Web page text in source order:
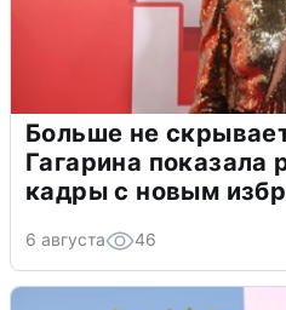
Больше не
Гагарина показала
кадры с новым
6 августа 46